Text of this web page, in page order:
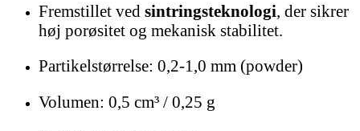
Fremstillet ved sintringsteknologi , der sikrer
høj porøsitet og mekanisk stabilitet.
Partikelstørrelse: 0,2-1,0 mm (powder)
Volumen: 0,5 cm³ / 0,25 g